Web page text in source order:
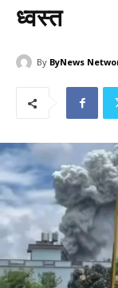
ध्वस्त
By ByNews